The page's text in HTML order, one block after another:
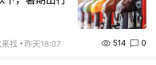
找 昨天18:07 514 0